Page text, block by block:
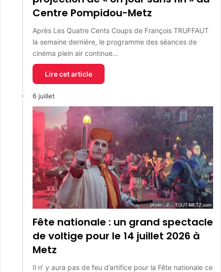
Centre Pompidou-Metz
Après Les Quatre Cents Coups de François TRUFFAUT
la semaine dernière, le programme des séances de
cinéma plein air continue…
Lire cet article
6 juillet
Fête nationale : un grand spectacle
de voltige pour le 14 juillet 2026 à
Metz
Il n’ y aura pas de feu d’artifice pour la Fête nationale ce